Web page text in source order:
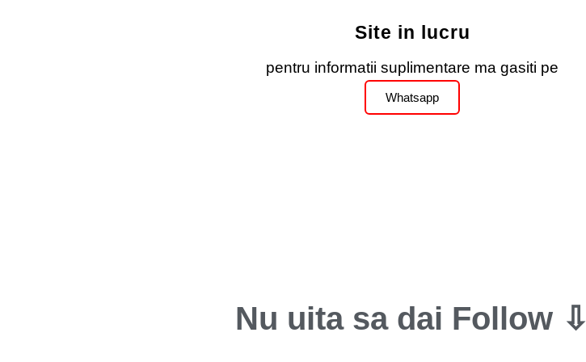
Site in lucru
pentru informatii suplimentare ma gasiti pe
Whatsapp
Nu uita sa dai Follow ⇩